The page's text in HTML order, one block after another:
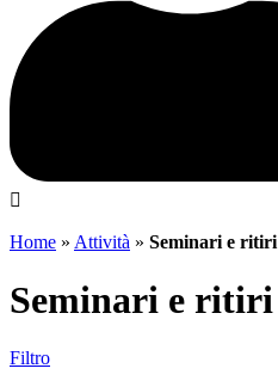
Home » Attività » Seminari e ritiri
Seminari e ritiri
Filtro